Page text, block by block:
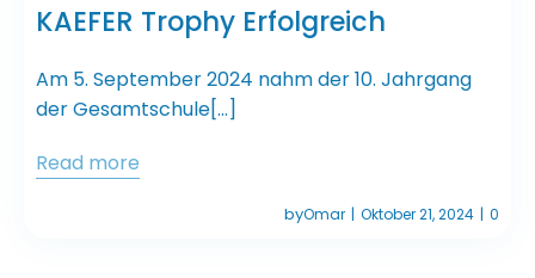
KAEFER Trophy Erfolgreich
Am 5. September 2024 nahm der 10. Jahrgang
der Gesamtschule[…]
Read more
byOmar | Oktober 21, 2024 | 0